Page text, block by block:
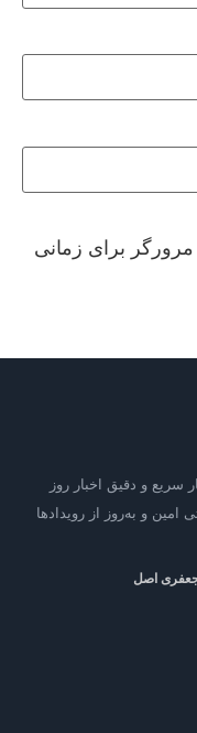
برای زمانی
سریع و دقیق اخبار روز
و به‌روز از رویدادها
اصل